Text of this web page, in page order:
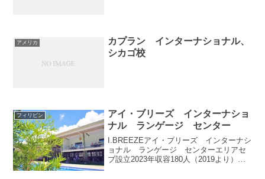
アメリカ
カプラン インターナショナル、
シカゴ校
フィリピン
アイ・ブリーズ インターナショ
ナル ランゲージ センター
I.BREEZEアイ・ブリーズ インターナシ
ョナル ランゲージ センターエリアセ
ブ設立2023年収容180人（2019より）学